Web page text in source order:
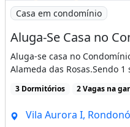
Imagem: Aluga-Se Casa
Casa em condomínio
Aluga-Se Casa no
Aluga-se casa no
Alameda das Rosas.Sendo
3 Dormitórios 2 Vagas na
Vila Aurora I,